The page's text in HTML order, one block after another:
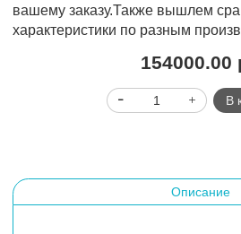
вашему заказу.Также вышлем
характеристики по разным
154000.00
В
Описание